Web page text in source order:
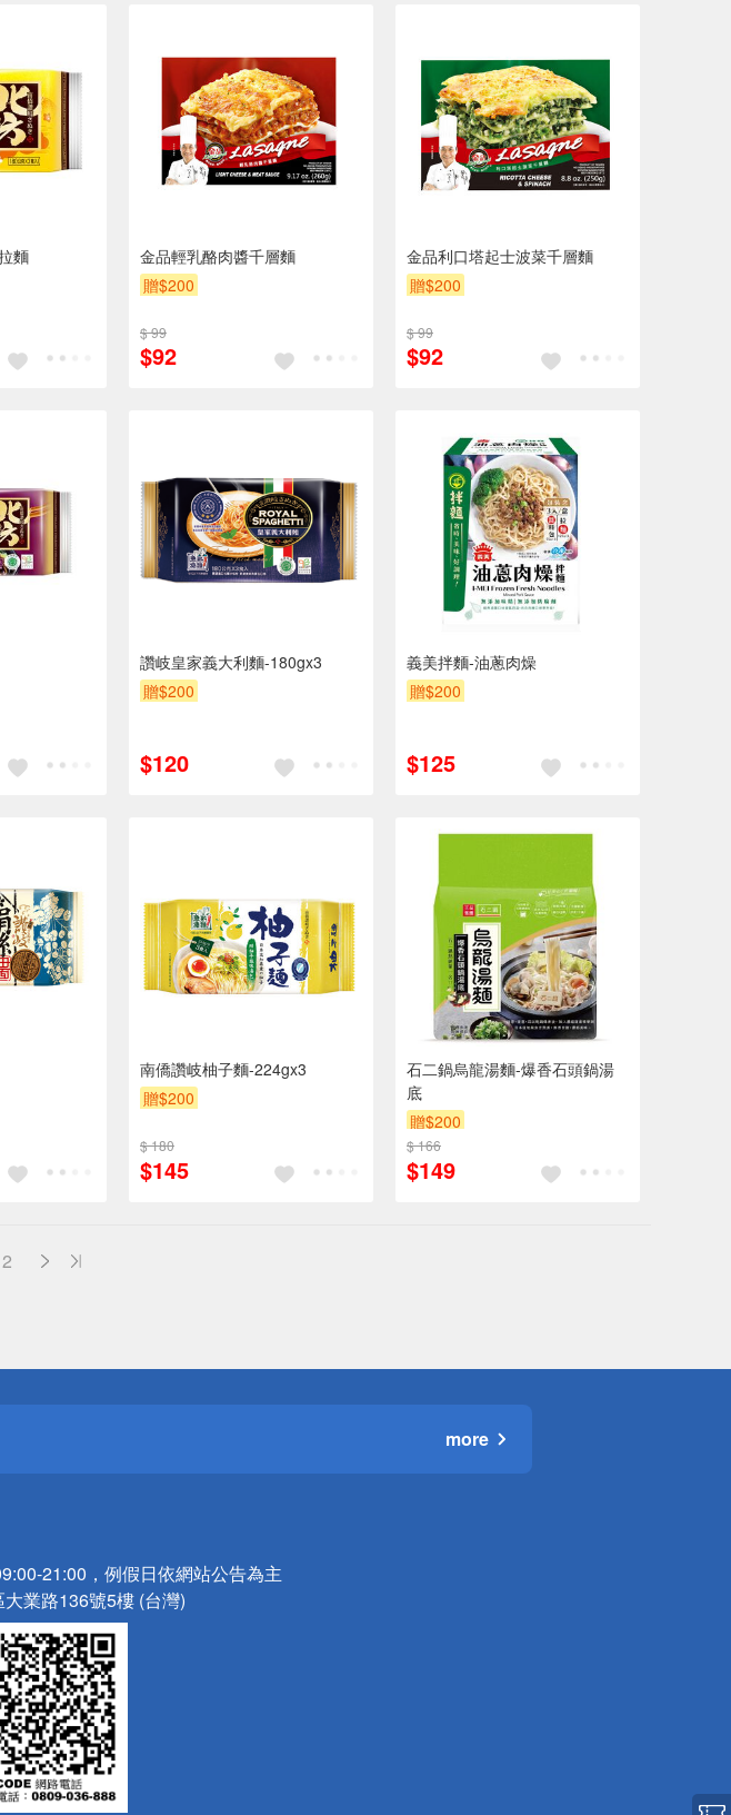
麵
金品輕乳酪肉醬千層麵
贈$200
$ 99
$92
金品利口塔起士波菜千層麵
贈$200
$ 99
$92
讚岐皇家義大利麵-180gx3
贈$200
$120
義美拌麵-油蔥肉燥
贈$200
$125
南僑讚岐柚子麵-224gx3
贈$200
$ 180
$145
石二鍋烏龍湯麵-爆香石頭鍋湯
底
贈$200
$ 166
$149
2
more
21:00，例假日依網站公告為主
業路136號5樓 (台灣)